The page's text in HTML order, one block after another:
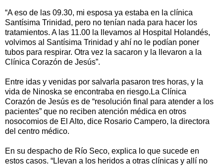
“A eso de las 09.30, mi esposa ya estaba en la clínica
Santísima Trinidad, pero no tenían nada para hacer los
tratamientos. A las 11.00 la llevamos al Hospital Holandés,
volvimos al Santísima Trinidad y ahí no le podían poner
tubos para respirar. Otra vez la sacaron y la llevaron a la
Clínica Corazón de Jesús”.
Entre idas y venidas por salvarla pasaron tres horas, y la
vida de Ninoska se encontraba en riesgo.La Clínica
Corazón de Jesús es de “resolución final para atender a los
pacientes” que no reciben atención médica en otros
nosocomios de El Alto, dice Rosario Campero, la directora
del centro médico.
En su despacho de Río Seco, explica lo que sucede en
estos casos. “Llevan a los heridos a otras clínicas y allí no